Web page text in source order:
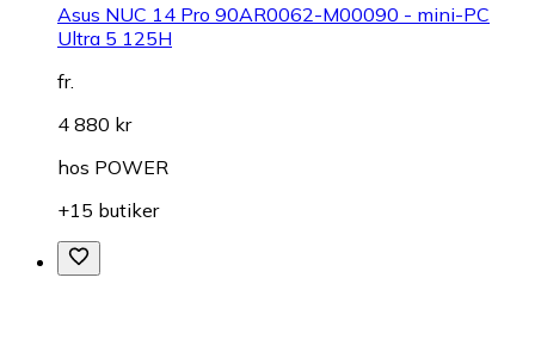
Asus NUC 14 Pro 90AR0062-M00090 - mini-PC
Ultra 5 125H
fr.
4 880 kr
hos POWER
+15 butiker